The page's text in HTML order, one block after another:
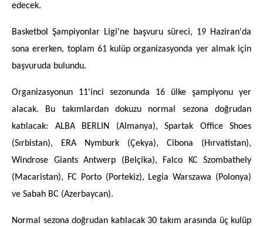
edecek.
Basketbol Şampiyonlar Ligi'ne başvuru süreci, 19 Haziran'da
sona ererken, toplam 61 kulüp organizasyonda yer almak için
başvuruda bulundu.
Organizasyonun 11'inci sezonunda 16 ülke şampiyonu yer
alacak. Bu takımlardan dokuzu normal sezona doğrudan
katılacak: ALBA BERLIN (Almanya), Spartak Office Shoes
(Sırbistan), ERA Nymburk (Çekya), Cibona (Hırvatistan),
Windrose Giants Antwerp (Belçika), Falco KC Szombathely
(Macaristan), FC Porto (Portekiz), Legia Warszawa (Polonya)
ve Sabah BC (Azerbaycan).
Normal sezona doğrudan katılacak 30 takım arasında üç kulüp